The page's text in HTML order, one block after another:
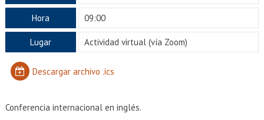
Egresados Funcionarios
Hora 09:00
Lugar Actividad virtual (vía Zoom)
Descargar archivo .ics
Conferencia internacional en inglés.